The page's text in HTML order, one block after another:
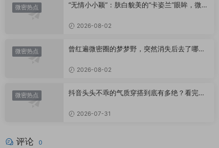
微密热点
“无情小小颖”：肤白貌美的“卡姿兰”眼眸，微密
2026-08-02
微密热点
曾红遍微密圈的梦梦野，突然消失后去了哪
2026-08-02
微密热点
抖音头头不乖的气质穿搭到底有多绝？看完想
2026-07-31
评论 0